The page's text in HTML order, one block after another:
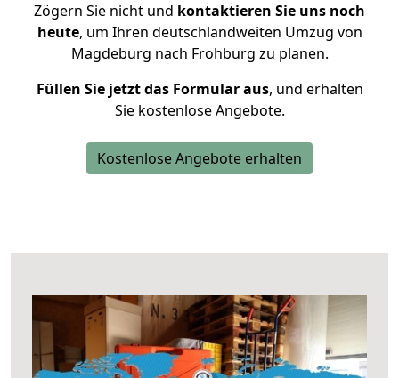
Zögern Sie nicht und kontaktieren Sie uns noch
heute, um Ihren deutschlandweiten Umzug von
Magdeburg nach Frohburg zu planen.
Füllen Sie jetzt das Formular aus, und erhalten
Sie kostenlose Angebote.
Kostenlose Angebote erhalten